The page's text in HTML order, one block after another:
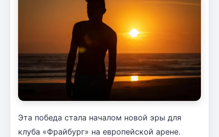
Эта победа стала началом новой эры для
клуба «Фрайбург» на европейской арене.